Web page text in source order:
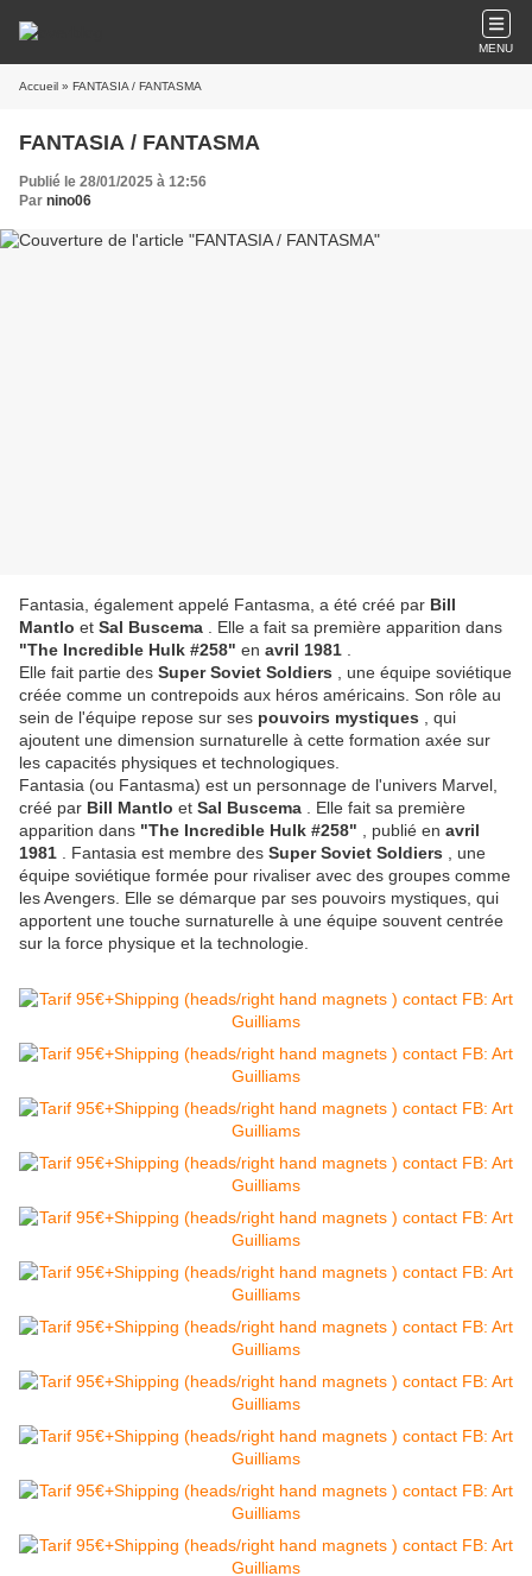
MENU
Accueil » FANTASIA / FANTASMA
FANTASIA / FANTASMA
Publié le 28/01/2025 à 12:56
Par nino06
Fantasia, également appelé Fantasma, a été créé par Bill
Mantlo et Sal Buscema . Elle a fait sa première apparition dans
"The Incredible Hulk #258" en avril 1981
Elle fait partie des Super Soviet Soldiers , une équipe soviétique
créée comme un contrepoids aux héros américains. Son rôle au
sein de l'équipe repose sur ses pouvoirs mystiques , qui
ajoutent une dimension surnaturelle à cette formation axée sur
les capacités physiques et technologiques.
Fantasia (ou Fantasma) est un personnage de l'univers Marvel,
créé par Bill Mantlo et Sal Buscema . Elle fait sa première
apparition dans "The Incredible Hulk #258" , publié en avril
1981 . Fantasia est membre des Super Soviet Soldiers , une
équipe soviétique formée pour rivaliser avec des groupes comme
les Avengers. Elle se démarque par ses pouvoirs mystiques, qui
apportent une touche surnaturelle à une équipe souvent centrée
sur la force physique et la technologie.